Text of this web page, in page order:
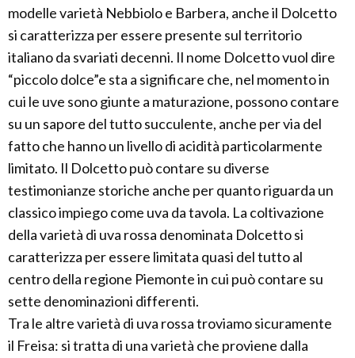
modelle varietà Nebbiolo e Barbera, anche il Dolcetto
si caratterizza per essere presente sul territorio
italiano da svariati decenni. Il nome Dolcetto vuol dire
“piccolo dolce”e sta a significare che, nel momento in
cui le uve sono giunte a maturazione, possono contare
su un sapore del tutto succulente, anche per via del
fatto che hanno un livello di acidità particolarmente
limitato. Il Dolcetto può contare su diverse
testimonianze storiche anche per quanto riguarda un
classico impiego come uva da tavola. La coltivazione
della varietà di uva rossa denominata Dolcetto si
caratterizza per essere limitata quasi del tutto al
centro della regione Piemonte in cui può contare su
sette denominazioni differenti.
Tra le altre varietà di uva rossa troviamo sicuramente
il Freisa: si tratta di una varietà che proviene dalla